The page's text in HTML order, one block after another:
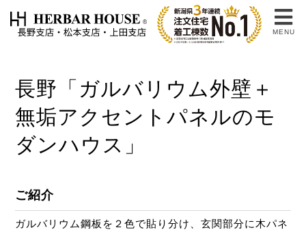
MENU
長野「ガルバリウム外壁＋
無垢アクセントパネルのモ
ダンハウス」
ご紹介
ガルバリウム鋼板を２色で貼り分け、玄関部分に木パネ